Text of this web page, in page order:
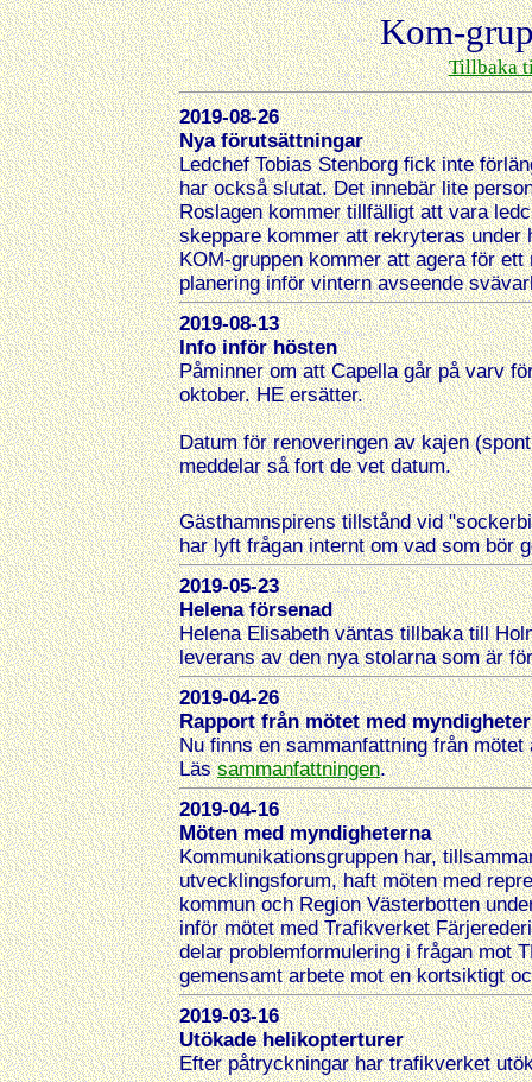
Kom-
Tillbaka
2019-08-26
Nya förutsättningar
Ledchef Tobias Stenborg fick inte
har också slutat. Det innebär lite
Roslagen kommer tillfälligt att vara
skeppare kommer att rekryteras under
KOM-gruppen kommer att agera för
planering inför vintern avseende
2019-08-13
Info inför hösten
Påminner om att Capella går på varv
oktober. HE ersätter.
Datum för renoveringen av kajen
meddelar så fort de vet datum.
Gästhamnspirens tillstånd vid
har lyft frågan internt om vad som bör
2019-05-23
Helena försenad
Helena Elisabeth väntas tillbaka till
leverans av den nya stolarna som är
2019-04-26
Rapport från mötet med
Nu finns en sammanfattning från mötet
Lässammanfattningen.
2019-04-16
Möten med myndigheterna
Kommunikationsgruppen har,
utvecklingsforum, haft möten med
kommun och Region Västerbotten
inför mötet med Trafikverket
delar problemformulering i frågan mot
gemensamt arbete mot en kortsiktigt
2019-03-16
Utökade helikopterturer
Efter påtryckningar har trafikverket